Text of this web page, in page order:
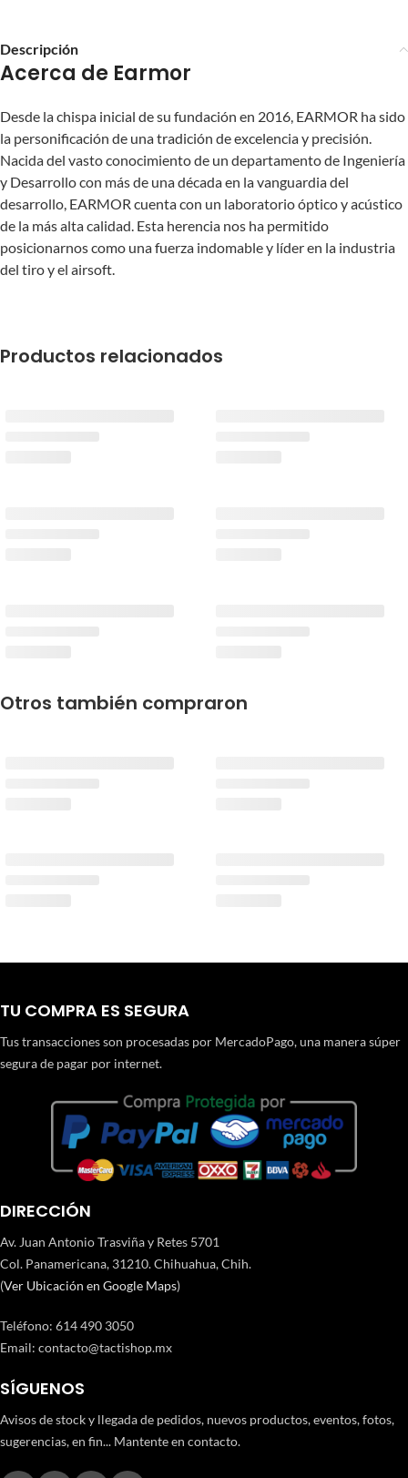
Descripción
Acerca de Earmor
Desde la chispa inicial de su fundación en 2016, EARMOR ha sido
la personificación de una tradición de excelencia y precisión.
Nacida del vasto conocimiento de un departamento de Ingeniería
y Desarrollo con más de una década en la vanguardia del
desarrollo, EARMOR cuenta con un laboratorio óptico y acústico
de la más alta calidad. Esta herencia nos ha permitido
posicionarnos como una fuerza indomable y líder en la industria
del tiro y el airsoft.
Productos relacionados
Otros también compraron
TU COMPRA ES SEGURA
Tus transacciones son procesadas por MercadoPago, una manera súper
segura de pagar por internet.
DIRECCIÓN
Av. Juan Antonio Trasviña y Retes 5701
Col. Panamericana, 31210. Chihuahua, Chih.
(Ver Ubicación en Google Maps)
Teléfono: 614 490 3050
Email: contacto@tactishop.mx
SÍGUENOS
Avisos de stock y llegada de pedidos, nuevos productos, eventos, fotos,
sugerencias, en fin... Mantente en contacto.